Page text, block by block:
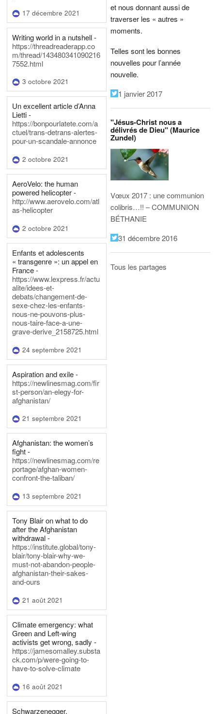
17 décembre 2021
Writing world in a nutshell -
https://threadreaderapp.co
m/thread/143480341090216
7552.html
3 octobre 2021
Un excellent article d’Anna
Lietti -
https://bonpourlatete.com/a
ctuel/trans-detrans-alertes-
pour-un-scandale-annonce
2 octobre 2021
AeroVelo: the human
powered helicopter -
http://www.aerovelo.com/atl
as-helicopter
2 octobre 2021
Enfants et adolescents
« transgenre »: un appel en
France -
https://www.lexpress.fr/actu
alite/idees-et-
debats/changement-de-
sexe-chez-les-enfants-
nous-ne-pouvons-plus-
nous-taire-face-a-une-
grave-derive_2158725.html
24 septembre 2021
Aspiration and exile -
https://newlinesmag.com/fir
st-person/an-elegy-for-
afghanistan/
21 septembre 2021
Afghanistan: the women’s
fight -
https://newlinesmag.com/re
portage/afghan-women-
confront-the-taliban/
13 septembre 2021
Tony Blair on what to do
after the Afghanistan
withdrawal -
https://institute.global/tony-
blair/tony-blair-why-we-
must-not-abandon-people-
afghanistan-their-sakes-
and-ours
21 août 2021
Climate emergency: what
Green and Left-wing
activists get wrong, sadly -
https://jamesomalley.substa
ck.com/p/were-going-to-
have-to-solve-climate
16 août 2021
Schwarzenegger,
et nous donnant aussi de
traverser les « autres »
moments.
Telles sont les bonnes
nouvelles pour l’année
nouvelle.
1 janvier 2017
"Jésus-Christ nous a
délivrés de Dieu" (Maurice
Zundel)
Vœux 2017 : une communion
colibris…!! – COMMUNION
BÉTHANIE
31 décembre 2016
Tous les partages